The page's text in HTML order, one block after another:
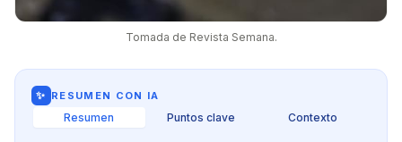
Tomada de Revista Semana.
✨ RESUMEN CON IA
Resumen Puntos clave Contexto